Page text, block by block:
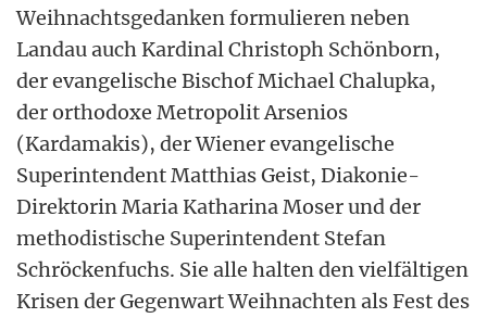
Weihnachtsgedanken formulieren neben
Landau auch Kardinal Christoph Schönborn,
der evangelische Bischof Michael Chalupka,
der orthodoxe Metropolit Arsenios
(Kardamakis), der Wiener evangelische
Superintendent Matthias Geist, Diakonie-
Direktorin Maria Katharina Moser und der
methodistische Superintendent Stefan
Schröckenfuchs. Sie alle halten den vielfältigen
Krisen der Gegenwart Weihnachten als Fest des